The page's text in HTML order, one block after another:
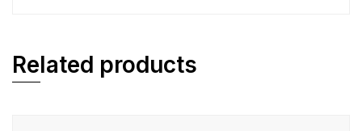
Related products